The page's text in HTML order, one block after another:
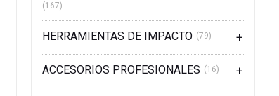
(167)
HERRAMIENTAS DE IMPACTO (79)
ACCESORIOS PROFESIONALES (16)